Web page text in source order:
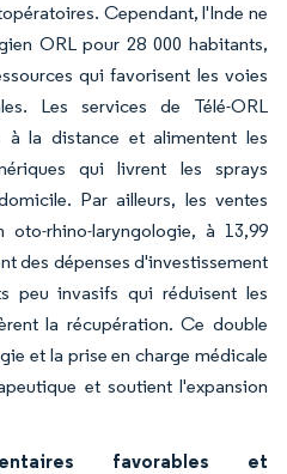
Cependant, l'Inde ne
ORL pour 28 000 habitants,
qui favorisent les voies
Les services de Télé-ORL
à la distance et alimentent les
qui livrent les sprays
Par ailleurs, les ventes
rhino-laryngologie, à 13,99
des dépenses d'investissement
peu invasifs qui réduisent les
la récupération. Ce double
et la prise en charge médicale
et soutient l'expansion
favorables et